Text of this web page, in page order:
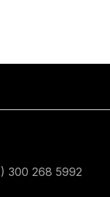
300 268 5992